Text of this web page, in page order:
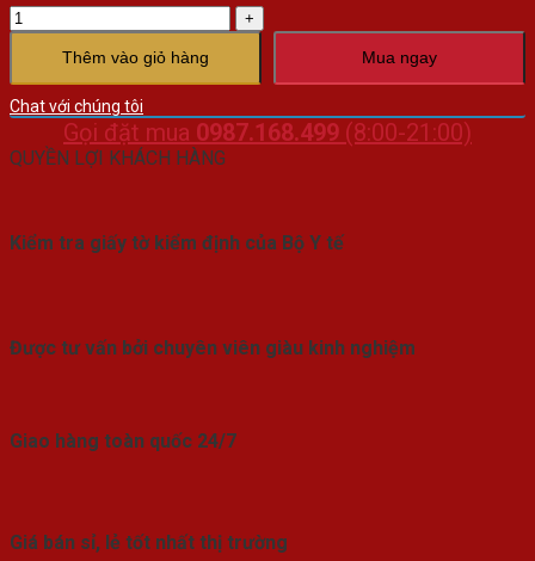
chi
tiến
vua
số
lượng
Thêm vào giỏ hàng Mua ngay
Chat với chúng tôi
Gọi đặt mua 0987.168.499 (8:00-21:00)
QUYỀN LỢI KHÁCH HÀNG
Kiểm tra giấy tờ kiểm định của Bộ Y tế
Được tư vấn bởi chuyên viên giàu kinh nghiệm
Giao hàng toàn quốc 24/7
Giá bán sỉ, lẻ tốt nhất thị trường